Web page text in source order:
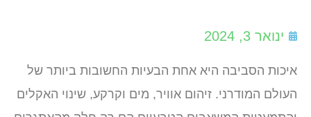
ינואר 3, 2024
איכות הסביבה היא אחת הבעיות החשובות ביותר של
העולם המודרני. זיהום אוויר, מים וקרקע, שינוי האקלים